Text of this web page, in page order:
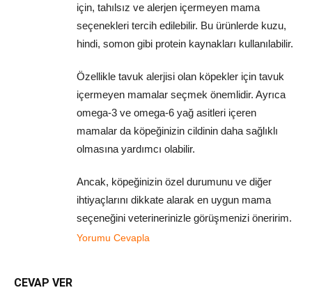
için, tahılsız ve alerjen içermeyen mama
seçenekleri tercih edilebilir. Bu ürünlerde kuzu,
hindi, somon gibi protein kaynakları kullanılabilir.
Özellikle tavuk alerjisi olan köpekler için tavuk
içermeyen mamalar seçmek önemlidir. Ayrıca
omega-3 ve omega-6 yağ asitleri içeren
mamalar da köpeğinizin cildinin daha sağlıklı
olmasına yardımcı olabilir.
Ancak, köpeğinizin özel durumunu ve diğer
ihtiyaçlarını dikkate alarak en uygun mama
seçeneğini veterinerinizle görüşmenizi öneririm.
Yorumu Cevapla
CEVAP VER